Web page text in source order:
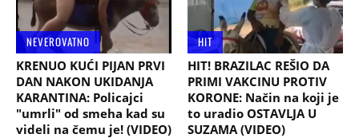
NEVEROVATNO
KRENUO KUĆI PIJAN PRVI
DAN NAKON UKIDANJA
KARANTINA: Policajci
"umrli" od smeha kad su
videli na čemu je! (VIDEO)
HIT
HIT! BRAZILAC REŠIO DA
PRIMI VAKCINU PROTIV
KORONE: Način na koji je
to uradio OSTAVLJA U
SUZAMA (VIDEO)